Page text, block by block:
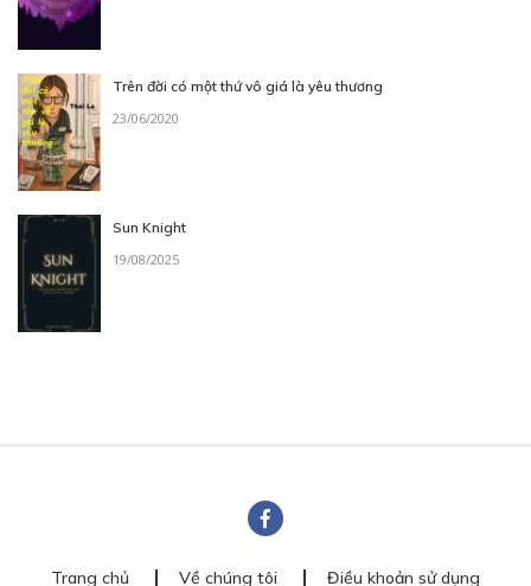
Trên đời có một thứ vô giá là yêu thương
23/06/2020
Sun Knight
19/08/2025
Trang chủ Về chúng tôi Điều khoản sử dụng